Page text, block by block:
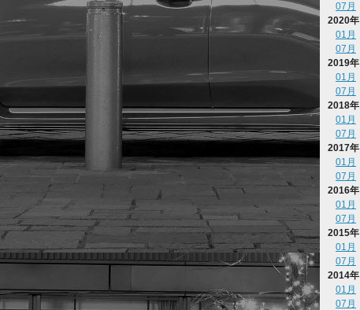
07月
2020年
01月
07月
2019年
01月
07月
2018年
01月
07月
2017年
01月
07月
2016年
01月
07月
2015年
01月
07月
2014年
01月
07月